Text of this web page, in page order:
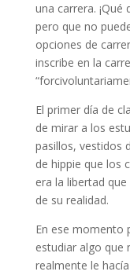
una carrera.
pero que no
opciones de
inscribe en la
El primer día de
de mirar a los
pasillos, vestidos
de hippie que los
era la libertad
de su realidad.
En ese momento
estudiar algo que
realmente le